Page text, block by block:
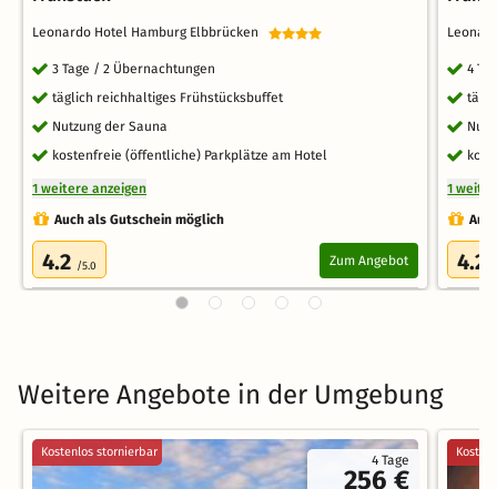
Leonardo Hotel Hamburg Elbbrücken
3 Tage / 2 Übernachtungen
täglich reichhaltiges Frühstücksbuffet
Nutzung der Sauna
kostenfreie (öffentliche) Parkplätze am Hotel
1 weitere anzeigen
Auch als Gutschein möglich
4.2 /5.0 Zum Angebot
4
1
4.2
Weitere Angebote in der Umgebung
4 Tage
256 €
Kostenlos stornierbar